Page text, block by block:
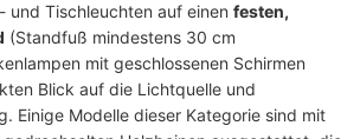
und Tischleuchten auf einen festen,
(Standfuß mindestens 30 cm
mit geschlossenen Schirmen
Blick auf die Lichtquelle und
Einige Modelle dieser Kategorie sind mit